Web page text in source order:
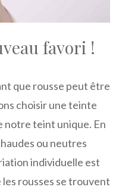
favori !
que rousse peut être
choisir une teinte
notre teint unique. En
ou neutres
individuelle est
rousses se trouvent